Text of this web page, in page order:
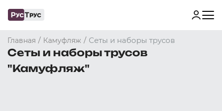
Главная / Камуфляж / Сеты и наборы трусов
Сеты и наборы трусов
"Камуфляж"